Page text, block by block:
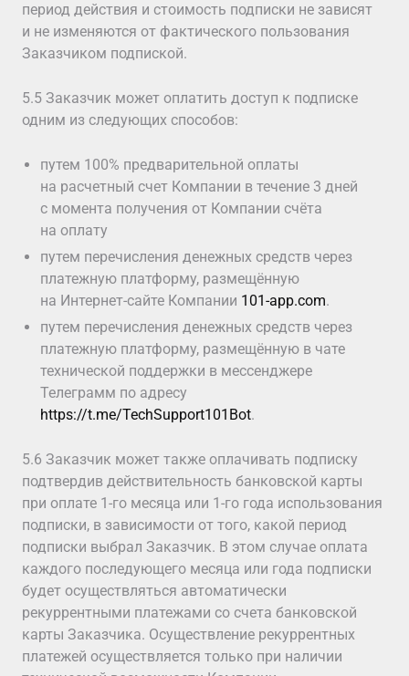
период действия и стоимость подписки не зависят
и не изменяются от фактического пользования
Заказчиком подпиской.
5.5 Заказчик может оплатить доступ к подписке
одним из следующих способов:
путем 100% предварительной оплаты
на расчетный счет Компании в течение 3 дней
с момента получения от Компании счёта
на оплату
путем перечисления денежных средств через
платежную платформу, размещённую
на Интернет-сайте Компании 101-app.com.
путем перечисления денежных средств через
платежную платформу, размещённую в чате
технической поддержки в мессенджере
Телеграмм по адресу
https://t.me/TechSupport101Bot.
5.6 Заказчик может также оплачивать подписку
подтвердив действительность банковской карты
при оплате 1-го месяца или 1-го года использования
подписки, в зависимости от того, какой период
подписки выбрал Заказчик. В этом случае оплата
каждого последующего месяца или года подписки
будет осуществляться автоматически
рекуррентными платежами со счета банковской
карты Заказчика. Осуществление рекуррентных
платежей осуществляется только при наличии